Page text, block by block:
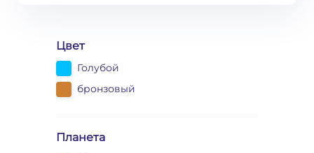
Цвет
Голубой
бронзовый
Планета